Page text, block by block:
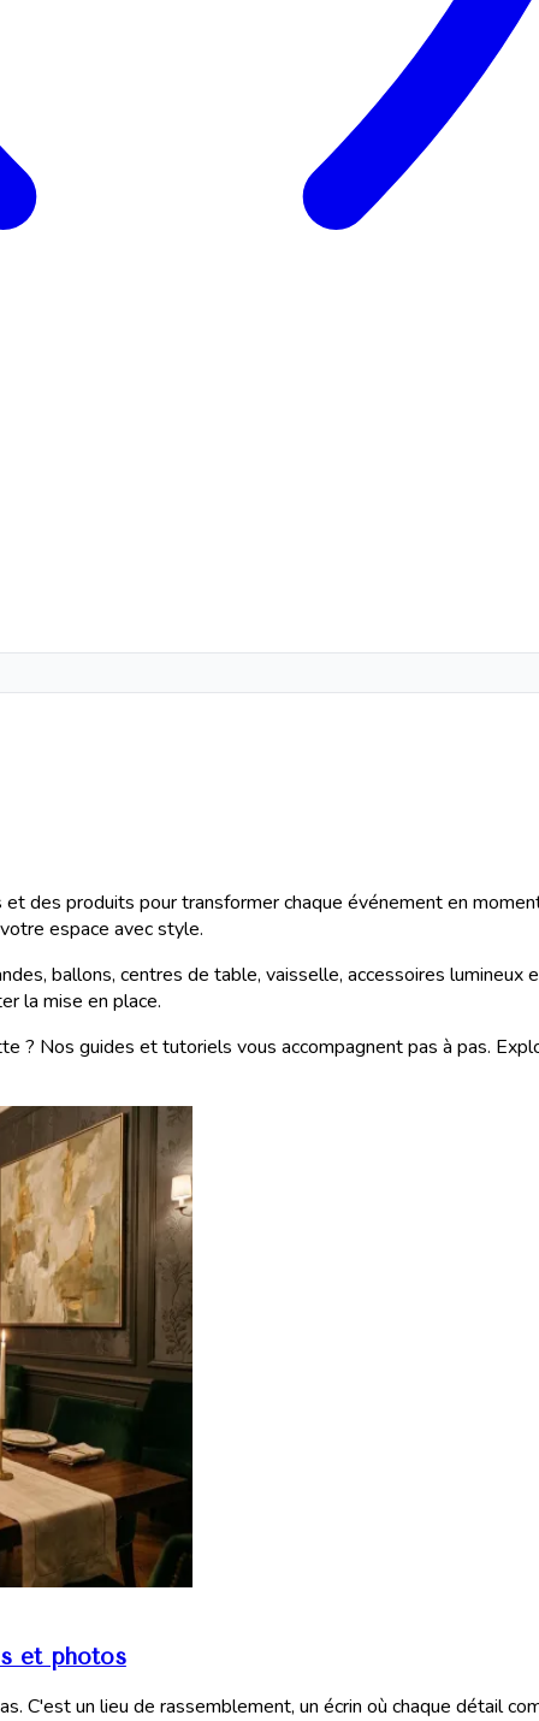
des produits pour transformer chaque événement en
espace avec style.
ballons, centres de table, vaisselle, accessoires
la mise en place.
? Nos guides et tutoriels vous accompagnent pas à pas.
et photos
C'est un lieu de rassemblement, un écrin où chaque détail